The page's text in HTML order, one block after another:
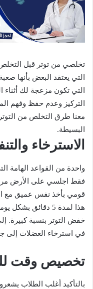
تخلصي من توتر قبل التخلص
التي يعتقد البعض بأنها
التي تكون مزعجة لك أثناء
التركيز وعدم حفظ وفهم
معنا طرق التخلص من
البسيطة.
الاسترخاء
واحدة من القواعد الهامة
فقط اجلسي على الأرض
قومي بأخذ نفس عميق مع
هذا لمدة 5
خفض التوتر بنسبة
في استرخاء العضلات إلى
تخصيص وقت
بالتأكيد أغلب الطلاب